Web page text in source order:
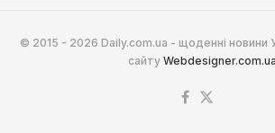
© 2015 - 2026 Daily.com.ua - щоденні новини
сайту Webdesigner.com.ua